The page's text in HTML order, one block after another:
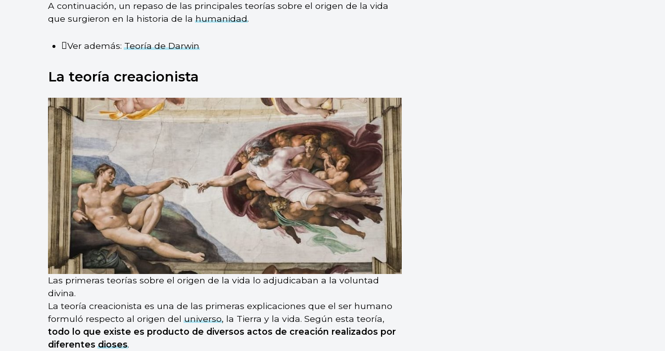
A continuación, un repaso de las principales teorías sobre el origen de la vida
que surgieron en la historia de lahumanidad.
Ver además:Teoría de Darwin
La teoría creacionista
Las primeras teorías sobre el origen de la vida lo adjudicaban a la voluntad
divina.
La teoría creacionista es una de las primeras explicaciones que el ser humano
formuló respecto al origen deluniverso, la Tierra y la vida. Según esta teoría,
todo lo que existe es producto de diversos actos de creación realizados por
diferentesdioses.